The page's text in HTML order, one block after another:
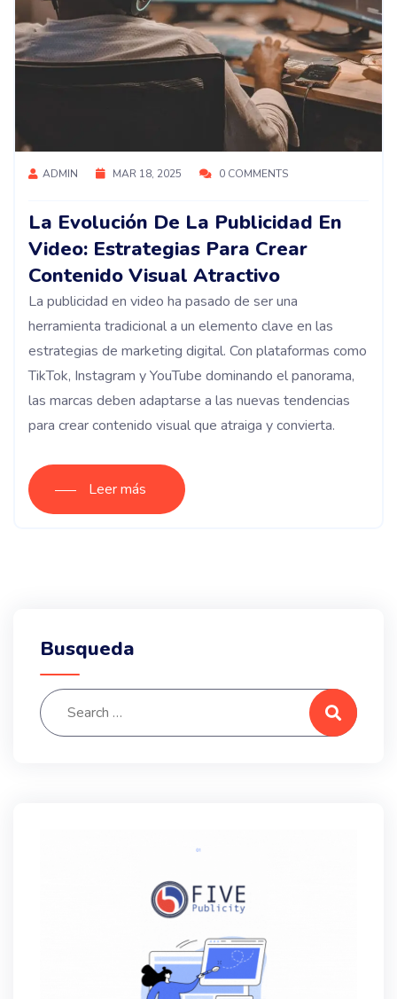
ADMIN MAR 18, 2025 0 COMMENTS
La Evolución De La Publicidad En
Video: Estrategias Para Crear
Contenido Visual Atractivo
La publicidad en video ha pasado de ser una
herramienta tradicional a un elemento clave en las
estrategias de marketing digital. Con plataformas como
TikTok, Instagram y YouTube dominando el panorama,
las marcas deben adaptarse a las nuevas tendencias
para crear contenido visual que atraiga y convierta.
Leer más
Busqueda
Search for:
Search